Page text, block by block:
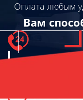
Оплата любым
Вам